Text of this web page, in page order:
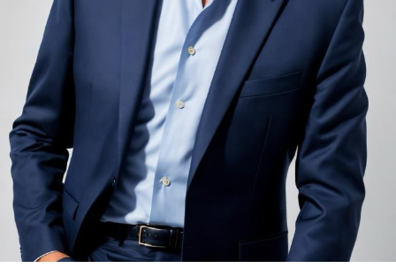
Pardoseala joacă un rol important în absorbția acestor
sunete, mai ales în zonele de trecere frecventă dintre
cameră și baie sau dintre pat și fereastră. Un material cu
proprietăți fonoabsorbante bune reduce transmiterea
zgomotului către camerele vecine și către etajele
inferioare, un aspect esențial mai ales în clădirile mai
vechi, cu structuri care nu au fost proiectate inițial
pentru izolare fonică performantă.
Rotația rapidă a oaspeților cere
materiale rezistente